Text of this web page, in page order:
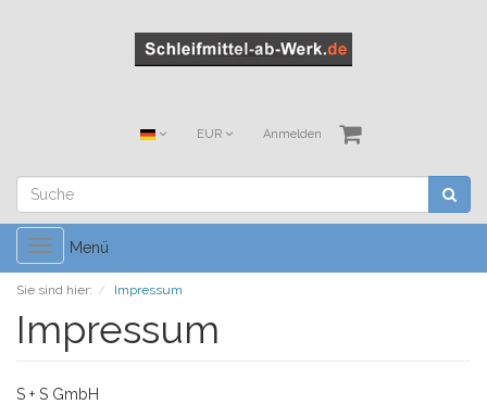
EUR Anmelden
Toggle
navigation
Menü
Sie sind hier: Impressum
Impressum
S + S GmbH